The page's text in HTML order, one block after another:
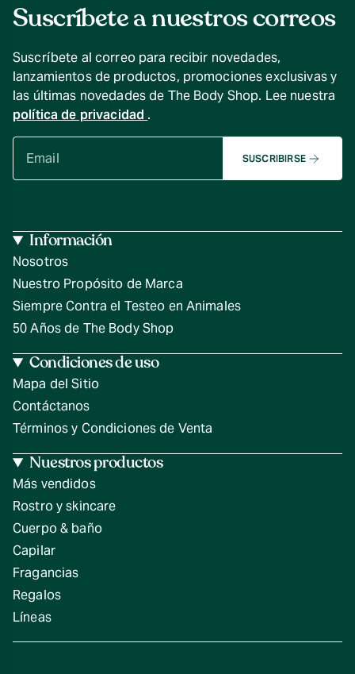
Suscríbete a nuestros correos
Suscríbete al correo para recibir novedades,
lanzamientos de productos, promociones exclusivas y
las últimas novedades de The Body Shop. Lee nuestra
política de privacidad .
SUSCRIBIRSE
Información
Nosotros
Nuestro Propósito de Marca
Siempre Contra el Testeo en Animales
50 Años de The Body Shop
Condiciones de uso
Mapa del Sitio
Contáctanos
Términos y Condiciones de Venta
Nuestros productos
Más vendidos
Rostro y skincare
Cuerpo & baño
Capilar
Fragancias
Regalos
Líneas